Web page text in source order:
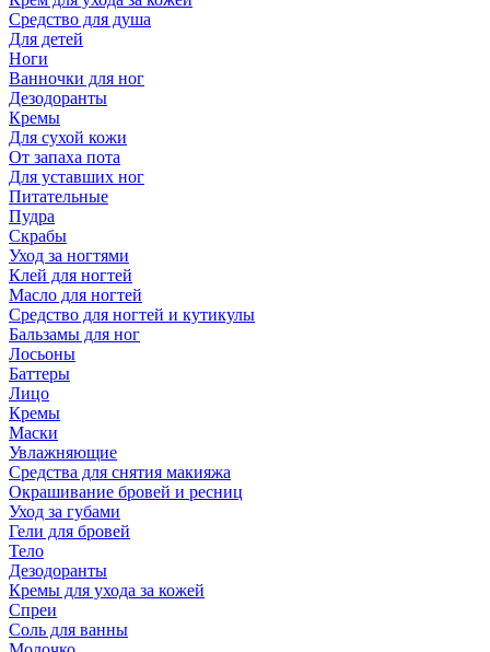
Средство для душа
Для детей
Ноги
Ванночки для ног
Дезодоранты
Кремы
Для сухой кожи
От запаха пота
Для уставших ног
Питательные
Пудра
Скрабы
Уход за ногтями
Клей для ногтей
Масло для ногтей
Средство для ногтей и кутикулы
Бальзамы для ног
Лосьоны
Баттеры
Лицо
Кремы
Маски
Увлажняющие
Средства для снятия макияжа
Окрашивание бровей и ресниц
Уход за губами
Гели для бровей
Тело
Дезодоранты
Кремы для ухода за кожей
Спреи
Соль для ванны